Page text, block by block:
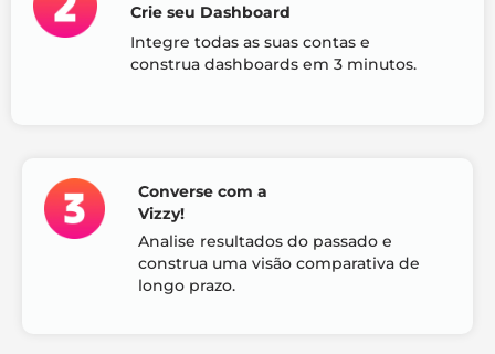
Crie seu Dashboard
Integre todas as suas contas e
construa dashboards em 3 minutos.
Converse com a
Vizzy!
Analise resultados do passado e
construa uma visão comparativa de
longo prazo.